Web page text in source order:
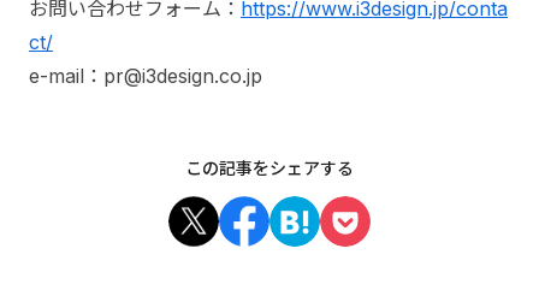
お問い合わせフォーム： https://www.i3design.jp/conta
ct/
e-mail：pr@i3design.co.jp
この記事をシェアする